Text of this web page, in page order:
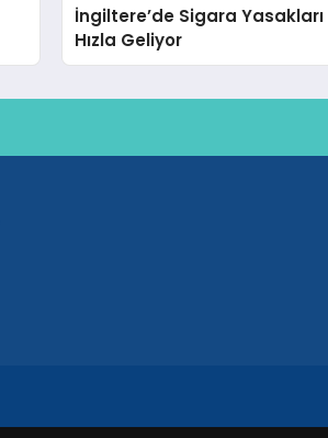
İngiltere’de Sigara Yasakları
Hızla Geliyor